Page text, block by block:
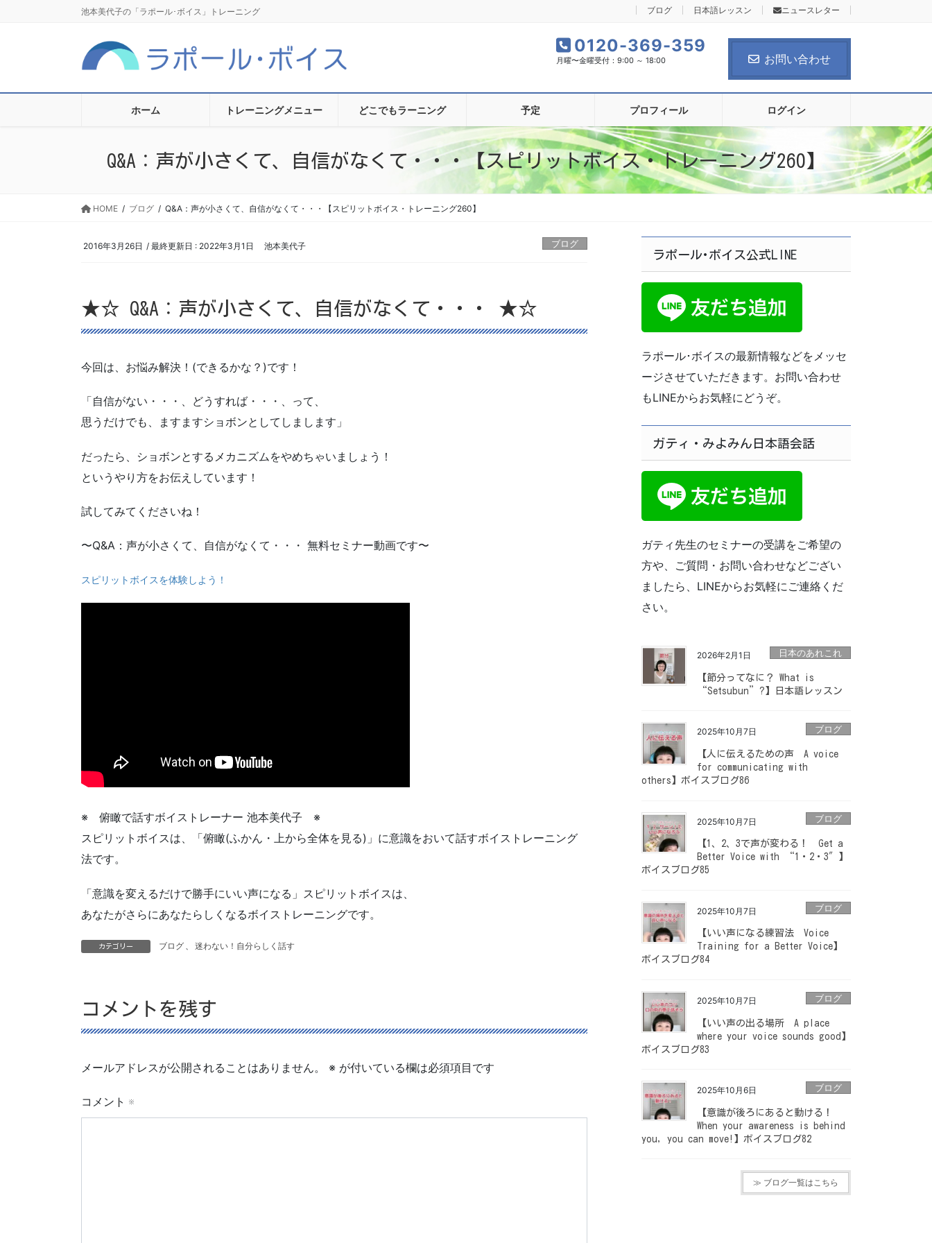
に
ョ
池本美代子の「ラポール･ボイス」トレーニング ブログ 日本語レッスン ニュースレター
0120-369-359
月曜〜金曜受付：9:00 ～ 18:00 お問い合わせ
ホーム トレーニングメニュー どこでもラーニング 予定 プロフィール ログイン
Q&A：声が小さくて、自信がなくて・・・【スピリットボイス・トレーニング260】
HOME ブログ Q&A：声が小さくて、自信がなくて・・・【スピリットボイス・トレーニング260】
2016年3月26日 / 最終更新日 : 2022年3月1日 池本美代子 ブログ
★☆ Q&A：声が小さくて、自信がなくて・・・ ★☆
今回は、お悩み解決！(できるかな？)です！
「自信がない・・・、どうすれば・・・、って、
思うだけでも、ますますショボンとしてしまします」
だったら、ショボンとするメカニズムをやめちゃいましょう！
というやり方をお伝えしています！
試してみてくださいね！
〜Q&A：声が小さくて、自信がなくて・・・ 無料セミナー動画です〜
スピリットボイスを体験しよう！
※ 俯瞰で話すボイストレーナー 池本美代子 ※
スピリットボイスは、「俯瞰(ふかん・上から全体を見る)」に意識をおいて話すボイストレーニング
法です。
「意識を変えるだけで勝手にいい声になる」スピリットボイスは、
あなたがさらにあなたらしくなるボイストレーニングです。
カテゴリー ブログ 迷わない！自分らしく話す
コメントを残す
メールアドレスが公開されることはありません。 ※ が付いている欄は必須項目です
コメント ※
ラポール･ボイス公式LINE
ラポール･ボイスの最新情報などをメッセ
ージさせていただきます。お問い合わせ
もLINEからお気軽にどうぞ。
ガティ・みよみん日本語会話
ガティ先生のセミナーの受講をご希望の
方や、ご質問・お問い合わせなどござい
ましたら、LINEからお気軽にご連絡くだ
さい。
2026年2月1日 日本のあれこれ
【節分ってなに？ What is
“Setsubun”?】日本語レッスン
2025年10月7日 ブログ
【人に伝えるための声 A voice
for communicating with
others】ボイスブログ86
2025年10月7日 ブログ
【1、2、3で声が変わる！ Get a
Better Voice with “1・2・3″】
ボイスブログ85
2025年10月7日 ブログ
【いい声になる練習法 Voice
Training for a Better Voice】
ボイスブログ84
2025年10月7日 ブログ
【いい声の出る場所 A place
where your voice sounds good】
ボイスブログ83
2025年10月6日 ブログ
【意識が後ろにあると動ける！
When your awareness is behind
you, you can move!】ボイスブログ82
≫ ブログ一覧はこちら